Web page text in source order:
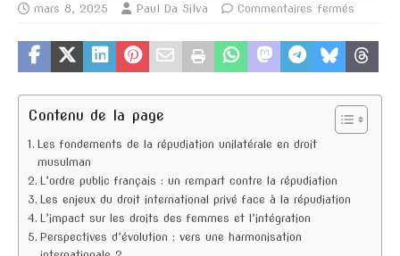
mars 8, 2025 Paul Da Silva Commentaires fermés
Contenu de la page
Les fondements de la répudiation unilatérale en droit
musulman
L’ordre public français : un rempart contre la répudiation
Les enjeux du droit international privé face à la répudiation
L’impact sur les droits des femmes et l’intégration
Perspectives d’évolution : vers une harmonisation